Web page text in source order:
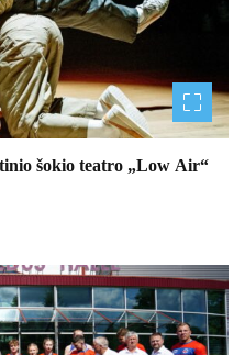
šokio teatro „Low Air“